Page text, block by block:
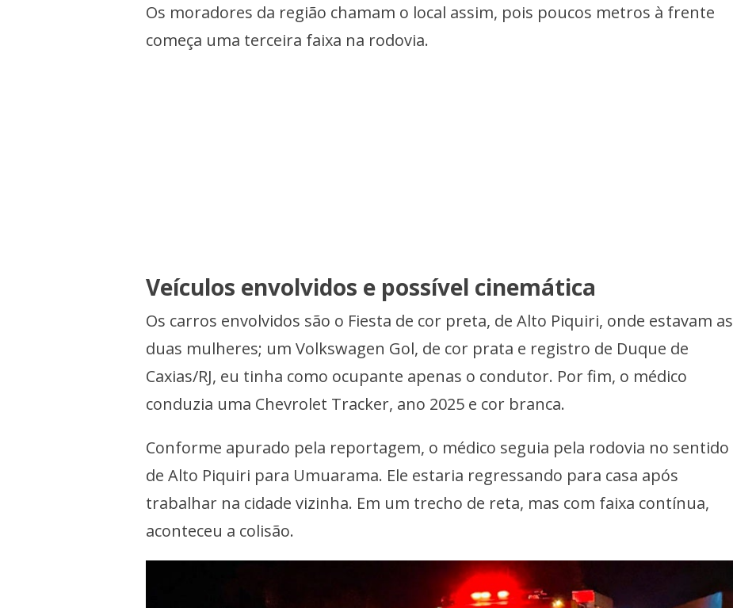
Os moradores da região chamam o local assim, pois poucos metros à frente
começa uma terceira faixa na rodovia.
Veículos envolvidos e possível cinemática
Os carros envolvidos são o Fiesta de cor preta, de Alto Piquiri, onde estavam as
duas mulheres; um Volkswagen Gol, de cor prata e registro de Duque de
Caxias/RJ, eu tinha como ocupante apenas o condutor. Por fim, o médico
conduzia uma Chevrolet Tracker, ano 2025 e cor branca.
Conforme apurado pela reportagem, o médico seguia pela rodovia no sentido
de Alto Piquiri para Umuarama. Ele estaria regressando para casa após
trabalhar na cidade vizinha. Em um trecho de reta, mas com faixa contínua,
aconteceu a colisão.